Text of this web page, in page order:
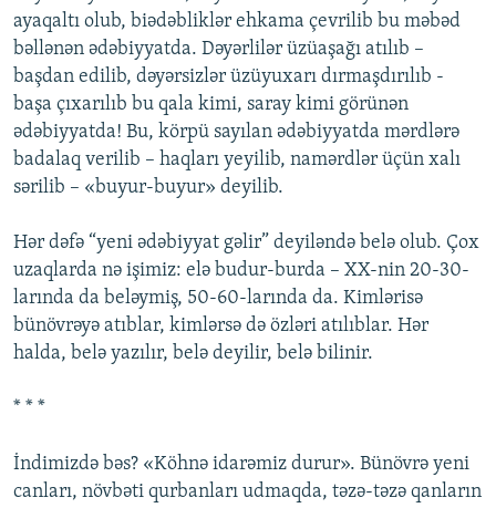
ayaqaltı olub, biədəbliklər ehkama çevrilib bu məbəd
bəllənən ədəbiyyatda. Dəyərlilər üzüaşağı atılıb –
başdan edilib, dəyərsizlər üzüyuxarı dırmaşdırılıb -
başa çıxarılıb bu qala kimi, saray kimi görünən
ədəbiyyatda! Bu, körpü sayılan ədəbiyyatda mərdlərə
badalaq verilib – haqları yeyilib, namərdlər üçün xalı
sərilib – «buyur-buyur» deyilib.
Hər dəfə “yeni ədəbiyyat gəlir” deyiləndə belə olub. Çox
uzaqlarda nə işimiz: elə budur-burda – XX-nin 20-30-
larında da beləymiş, 50-60-larında da. Kimlərisə
bünövrəyə atıblar, kimlərsə də özləri atılıblar. Hər
halda, belə yazılır, belə deyilir, belə bilinir.
* * *
İndimizdə bəs? «Köhnə idarəmiz durur». Bünövrə yeni
canları, növbəti qurbanları udmaqda, təzə-təzə qanların